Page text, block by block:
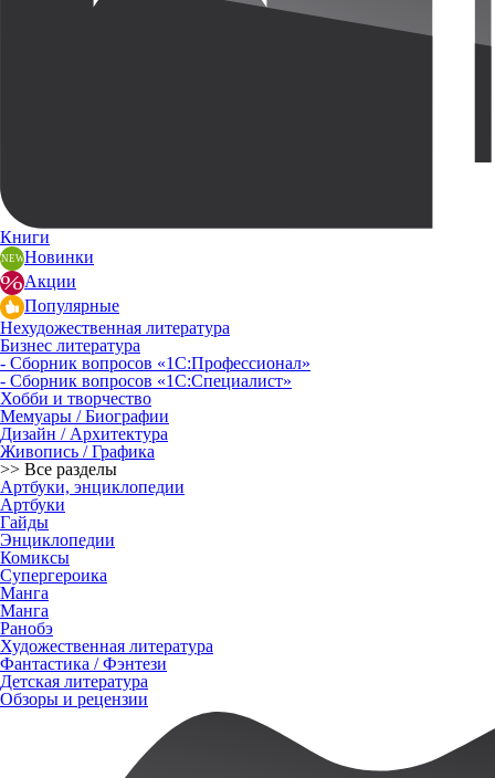
Книги
Новинки
Акции
Популярные
Нехудожественная литература
Бизнес литература
- Сборник вопросов «1С:Профессионал»
- Сборник вопросов «1С:Специалист»
Хобби и творчество
Мемуары / Биографии
Дизайн / Архитектура
Живопись / Графика
>> Все разделы
Артбуки, энциклопедии
Артбуки
Гайды
Энциклопедии
Комиксы
Супергероика
Манга
Манга
Ранобэ
Художественная литература
Фантастика / Фэнтези
Детская литература
Обзоры и рецензии